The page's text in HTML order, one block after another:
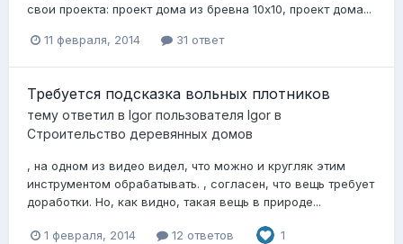
свои проекта: проект дома из бревна 10х10, проект дома...
11 февраля, 2014 31 ответ
Требуется подсказка вольных плотников
тему ответил в Igor пользователя Igor в
Строительство деревянных домов
, на одном из видео видел, что можно и кругляк этим
инструментом обрабатывать. , согласен, что вещь требует
доработки. Но, как видно, такая вещь в природе...
1 февраля, 2014 12 ответов 1